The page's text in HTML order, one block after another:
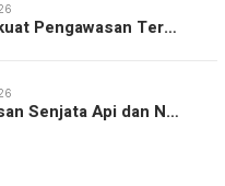
Pengawasan Ter…
Senjata Api dan N…